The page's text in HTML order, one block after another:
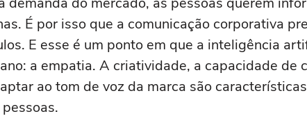
É por isso que a comunicação corporativa
E esse é um ponto em que a inteligência
a empatia. A criatividade, a capacidade de
ao tom de voz da marca são